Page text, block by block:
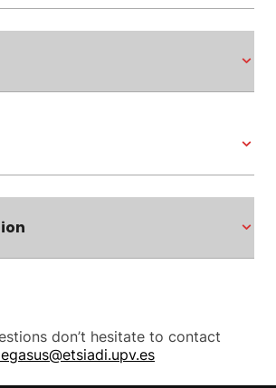
don’t hesitate to contact